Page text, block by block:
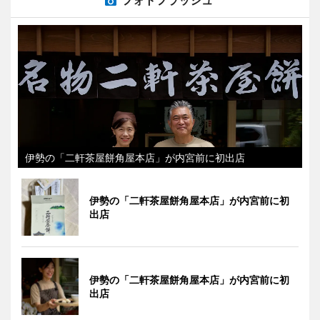
伊勢の「二軒茶屋餅角屋本店」が内宮前に初出店
伊勢の「二軒茶屋餅角屋本店」が内宮前に初
出店
伊勢の「二軒茶屋餅角屋本店」が内宮前に初
出店